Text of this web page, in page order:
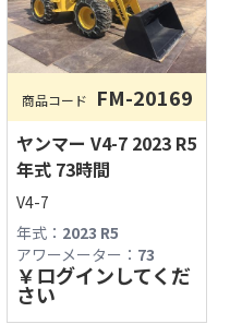
商品コード FM-20169
ヤンマー V4-7 2023 R5
年式 73時間
V4-7
年式： 2023 R5
アワーメーター： 73
￥ログインしてくだ
さい